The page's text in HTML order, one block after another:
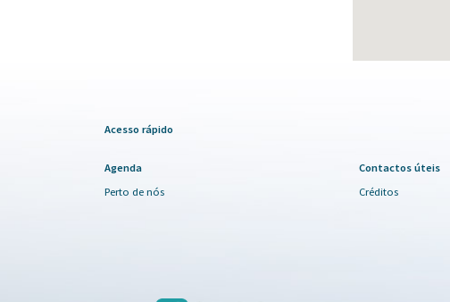
Acesso rápido
Agenda
Perto de nós
Contactos úteis
Créditos